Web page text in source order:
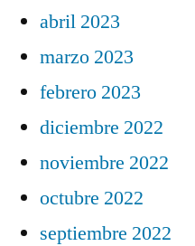
abril 2023
marzo 2023
febrero 2023
diciembre 2022
noviembre 2022
octubre 2022
septiembre 2022